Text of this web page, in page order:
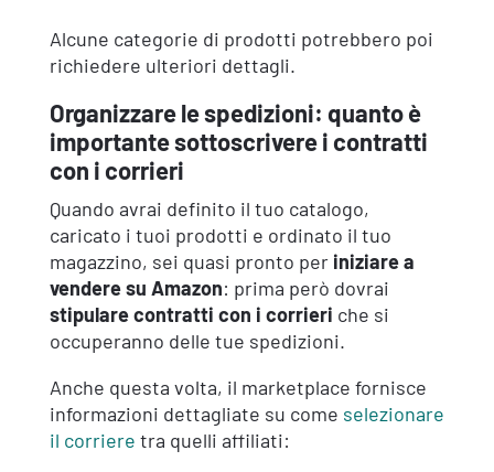
Alcune categorie di prodotti potrebbero poi
richiedere ulteriori dettagli.
Organizzare le spedizioni: quanto è
importante sottoscrivere i contratti
con i corrieri
Quando avrai definito il tuo catalogo,
caricato i tuoi prodotti e ordinato il tuo
magazzino, sei quasi pronto per iniziare a
vendere su Amazon: prima però dovrai
stipulare contratti con i corrieri che si
occuperanno delle tue spedizioni.
Anche questa volta, il marketplace fornisce
informazioni dettagliate su come selezionare
il corriere tra quelli affiliati: